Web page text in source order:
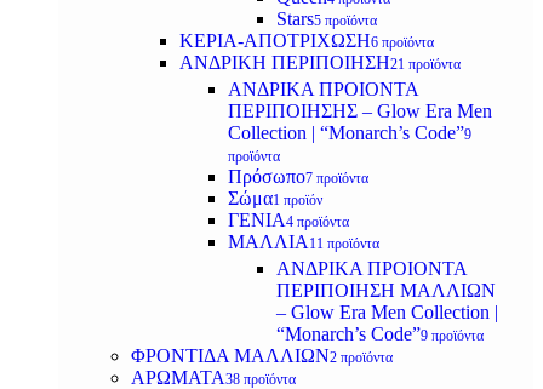
Stars5 προϊόντα
ΚΕΡΙΑ-ΑΠΟΤΡΙΧΩΣΗ6 προϊόντα
ΑΝΔΡΙΚΗ ΠΕΡΙΠΟΙΗΣΗ21 προϊόντα
ΑΝΔΡΙΚΑ ΠΡΟΙΟΝΤΑ
ΠΕΡΙΠΟΙΗΣΗΣ – Glow Era Men
Collection | “Monarch’s Code”9
προϊόντα
Πρόσωπο7 προϊόντα
Σώμα1 προϊόν
ΓΕΝΙΑ4 προϊόντα
ΜΑΛΛΙΑ 11 προϊόντα
ΑΝΔΡΙΚΑ ΠΡΟΙΟΝΤΑ
ΠΕΡΙΠΟΙΗΣΗ ΜΑΛΛΙΩΝ
– Glow Era Men Collection |
“Monarch’s Code”9 προϊόντα
ΦΡΟΝΤΙΔΑ ΜΑΛΛΙΩΝ2 προϊόντα
ΑΡΩΜΑΤΑ38 προϊόντα